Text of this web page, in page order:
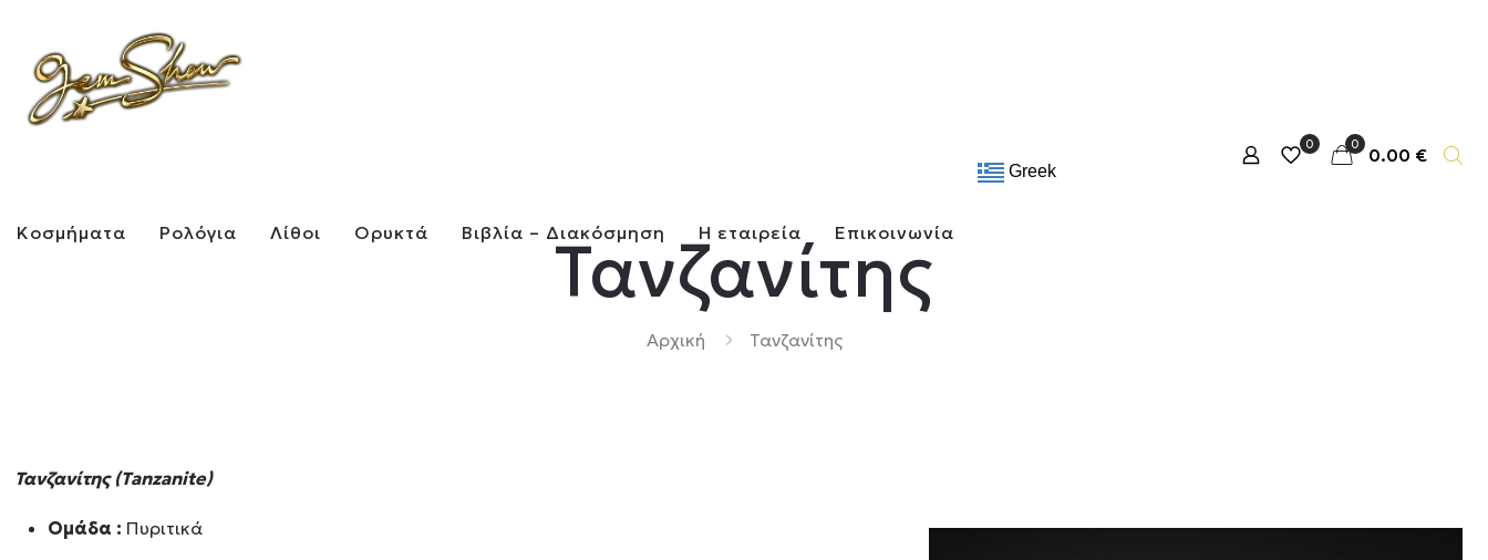
Κοσμήματα Ρολόγια Λίθοι Ορυκτά Βιβλία – Διακόσμηση Η εταιρεία Επικοινωνία
Greek
0 0 0.00 €
Τανζανίτης
Αρχική Τανζανίτης
Τανζανίτης (Tanzanite)
Ομάδα : Πυριτικά